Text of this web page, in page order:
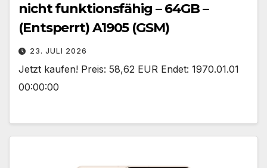
nicht funktionsfähig – 64GB –
(Entsperrt) A1905 (GSM)
23. JULI 2026
Jetzt kaufen! Preis: 58,62 EUR Endet: 1970.01.01
00:00:00